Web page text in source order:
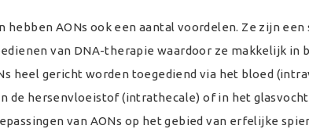
AONs ook een aantal voordelen. Ze zijn een
van DNA-therapie waardoor ze makkelijk in
heel gericht worden toegediend via het bloed
de hersenvloeistof (intrathecale) of in het
van AONs op het gebied van erfelijke